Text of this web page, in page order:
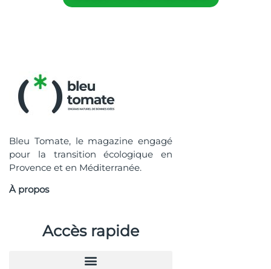
Bleu Tomate, le magazine engagé
pour la transition écologique en
Provence et en Méditerranée.
À propos
Accès rapide